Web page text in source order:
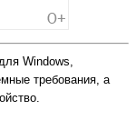
Windows,
требования, а